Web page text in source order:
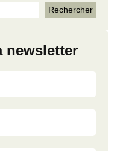
newsletter